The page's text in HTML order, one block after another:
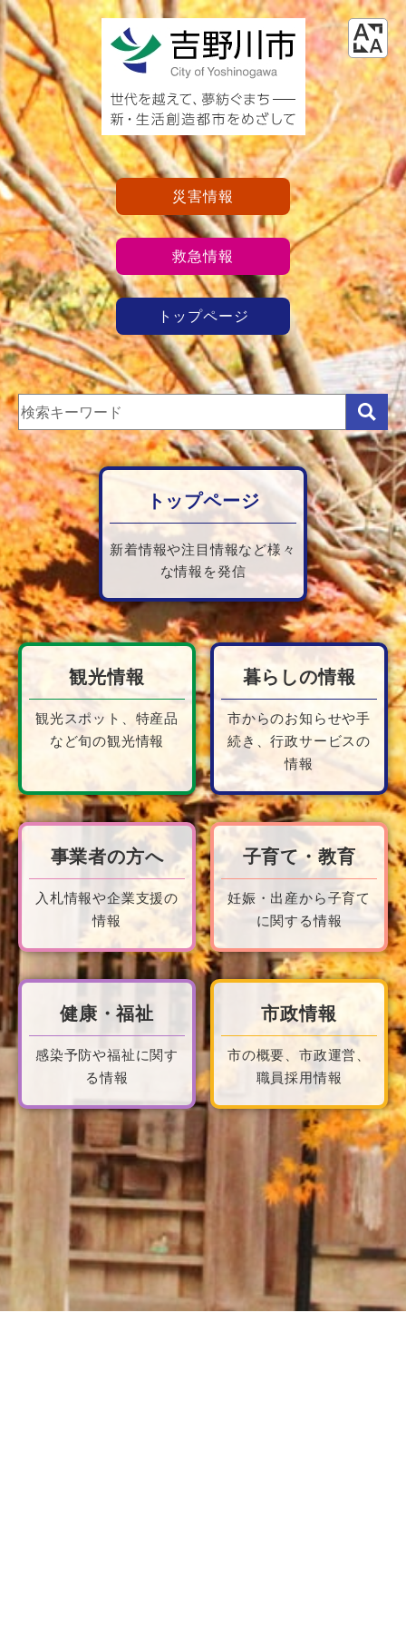
災害情報
救急情報
トップページ
トップページ
新着情報や注目情報など様々
な情報を発信
観光情報
観光スポット、特産品
など旬の観光情報
暮らしの情報
市からのお知らせや手
続き、行政サービスの
情報
事業者の方へ
入札情報や企業支援の
情報
子育て・教育
妊娠・出産から子育て
に関する情報
健康・福祉
感染予防や福祉に関す
る情報
市政情報
市の概要、市政運営、
職員採用情報